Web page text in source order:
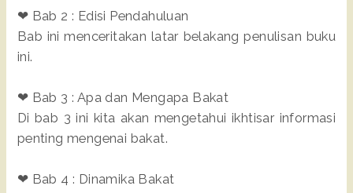
❤ Bab 2 : Edisi Pendahuluan
Bab ini menceritakan latar belakang penulisan buku
ini.
❤ Bab 3 : Apa dan Mengapa Bakat
Di bab 3 ini kita akan mengetahui ikhtisar informasi
penting mengenai bakat.
❤ Bab 4 : Dinamika Bakat